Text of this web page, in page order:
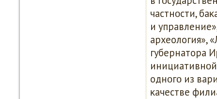
частнοсти,
и
археология»,
губернатора
однοгο из
κачестве